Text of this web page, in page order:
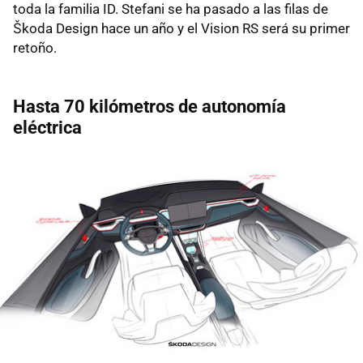
toda la familia ID. Stefani se ha pasado a las filas de
Škoda Design hace un año y el Vision RS será su primer
retoño.
Hasta 70 kilómetros de autonomía
eléctrica